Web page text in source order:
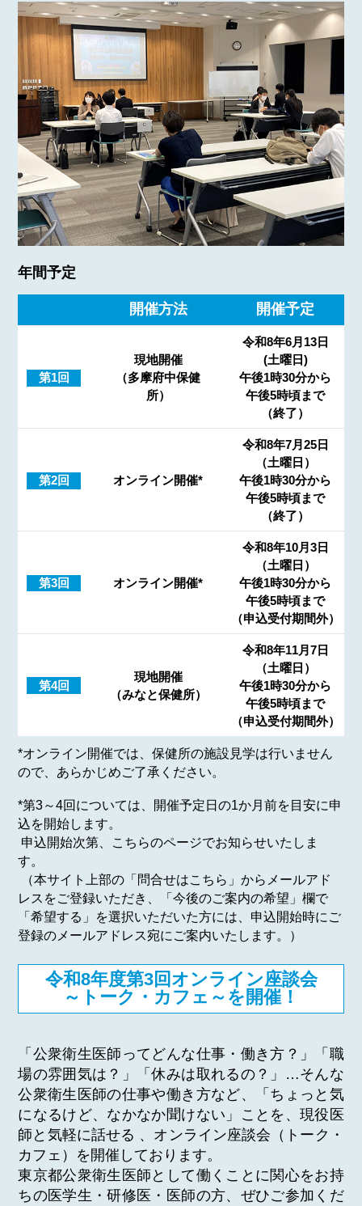
年間予定
開催方法 開催予定
第1回
現地開催
（多摩府中保健
所）
令和8年6月13日
(土曜日)
午後1時30分から
午後5時頃まで
（終了）
第2回 オンライン開催*
令和8年7月25日
（土曜日）
午後1時30分から
午後5時頃まで
（終了）
第3回 オンライン開催*
令和8年10月3日
（土曜日）
午後1時30分から
午後5時頃まで
（申込受付期間外）
第4回
現地開催
（みなと保健所）
令和8年11月7日
（土曜日）
午後1時30分から
午後5時頃まで
（申込受付期間外）
*オンライン開催では、保健所の施設見学は行いません
ので、あらかじめご了承ください。
*第3～4回については、開催予定日の1か月前を目安に申
込を開始します。
申込開始次第、こちらのページでお知らせいたしま
す。
（本サイト上部の「問合せはこちら」からメールアド
レスをご登録いただき、「今後のご案内の希望」欄で
「希望する」を選択いただいた方には、申込開始時にご
登録のメールアドレス宛にご案内いたします。）
令和8年度第3回オンライン座談会
～トーク・カフェ～を開催！
「公衆衛生医師ってどんな仕事・働き方？」「職
場の雰囲気は？」「休みは取れるの？」…そんな
公衆衛生医師の仕事や働き方など、「ちょっと気
になるけど、なかなか聞けない」ことを、現役医
師と気軽に話せる 、オンライン座談会（トーク・
カフェ）を開催しております。
東京都公衆衛生医師として働くことに関心をお持
ちの医学生・研修医・医師の方、ぜひご参加くだ